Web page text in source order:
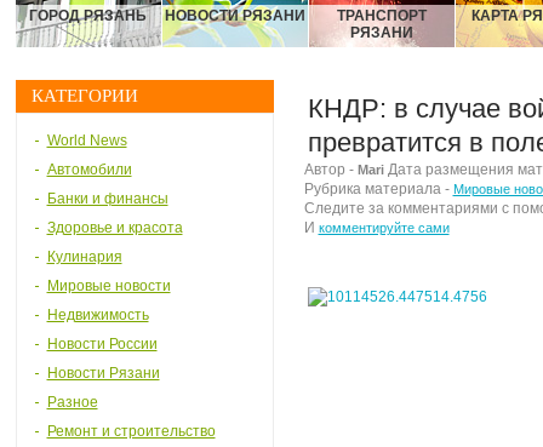
ГОРОД РЯЗАНЬ НОВОСТИ РЯЗАНИ
ТРАНСПОРТ
РЯЗАНИ
КАРТА
КАТЕГОРИИ
World News
Автомобили
Банки и финансы
Здоровье и красота
Кулинария
Мировые новости
Недвижимость
Новости России
Новости Рязани
Разное
Ремонт и строительство
КНДР: в случае
превратится в
Автор - MariДата размещения
Рубрика материала - Мировые
Следите за комментариями с
И комментируйте сами